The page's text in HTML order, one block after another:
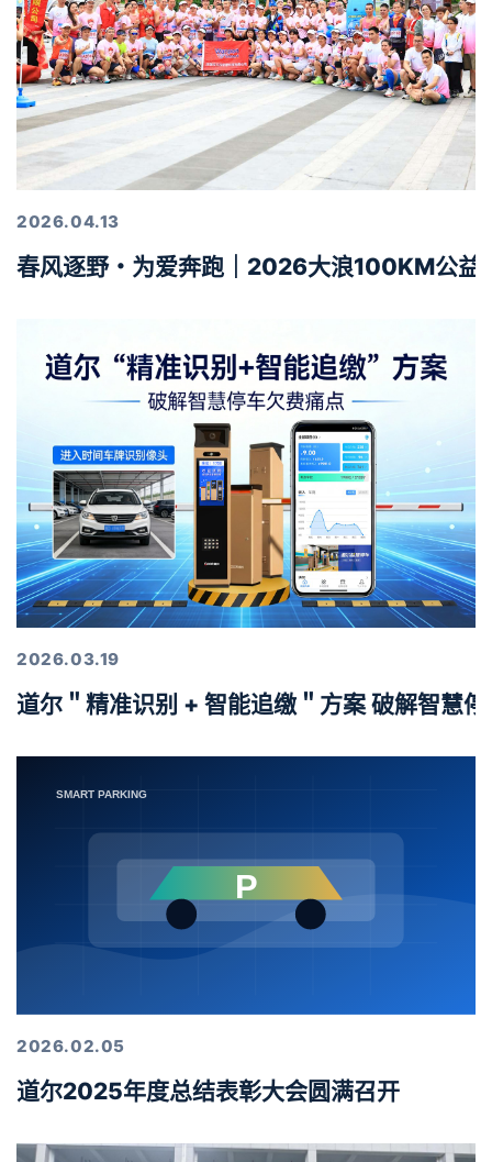
2026.04.13
春风逐野・为爱奔跑｜2026大浪100KM公益
2026.03.19
道尔＂精准识别 + 智能追缴＂方案 破解智慧
2026.02.05
道尔2025年度总结表彰大会圆满召开